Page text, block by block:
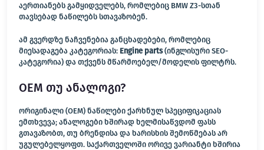
აერთიანებს გამყიდველებს, რომლებიც BMW Z3-სთან
თავსებად ნაწილებს სთავაზობენ.
ამ გვერდზე ნაჩვენებია განცხადებები, რომლებიც
მიესადაგება კატეგორიას: Engine parts(ინგლისური SEO-
კატეგორია) და თქვენს მწარმოებელ/მოდელის ფილტრს.
OEM თუ ანალოგი?
ორიგინალი (OEM) ნაწილები ქარხნულ სპეციფიკაციას
ემთხვევა; ანალოგები ხშირად ხელმისაწვდომ ფასს
გთავაზობთ, თუ ბრენდისა და ხარისხის შემოწმებას არ
უგულებელყოფთ. საქართველოში ორივე ვარიანტი ხშირია